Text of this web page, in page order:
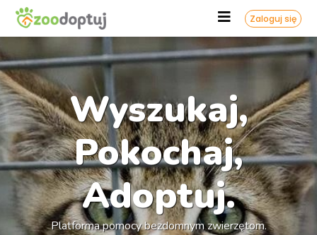
Zaloguj się
Wyszukaj,
Pokochaj,
Adoptuj.
Platforma pomocy bezdomnym zwierzętom.